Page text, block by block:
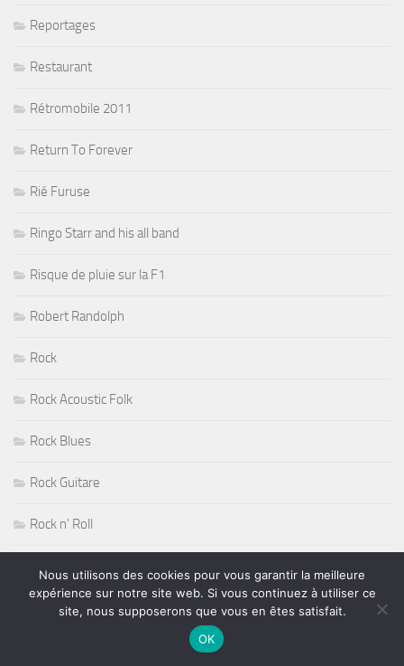
Reportages
Restaurant
Rétromobile 2011
Return To Forever
Rié Furuse
Ringo Starr and his all band
Risque de pluie sur la F1
Robert Randolph
Rock
Rock Acoustic Folk
Rock Blues
Rock Guitare
Rock n' Roll
Rock Sudiste
Nous utilisons des cookies pour vous garantir la meilleure
expérience sur notre site web. Si vous continuez à utiliser ce
site, nous supposerons que vous en êtes satisfait.
OK